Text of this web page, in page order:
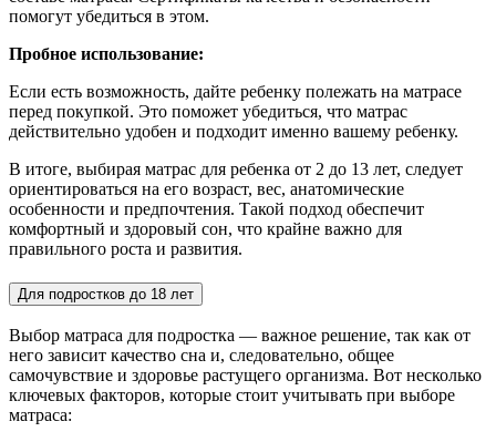
помогут убедиться в этом.
Пробное использование:
Если есть возможность, дайте ребенку полежать на матрасе
перед покупкой. Это поможет убедиться, что матрас
действительно удобен и подходит именно вашему ребенку.
В итоге, выбирая матрас для ребенка от 2 до 13 лет, следует
ориентироваться на его возраст, вес, анатомические
особенности и предпочтения. Такой подход обеспечит
комфортный и здоровый сон, что крайне важно для
правильного роста и развития.
Для подростков до 18 лет
Выбор матраса для подростка — важное решение, так как от
него зависит качество сна и, следовательно, общее
самочувствие и здоровье растущего организма. Вот несколько
ключевых факторов, которые стоит учитывать при выборе
матраса: